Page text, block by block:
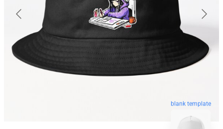
blank template